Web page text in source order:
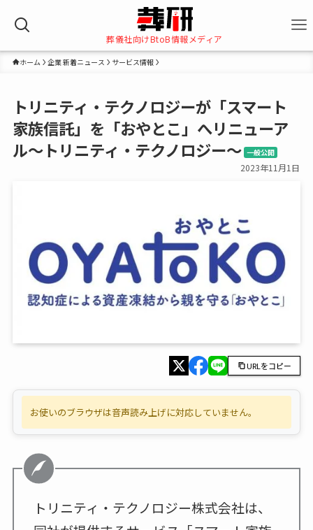
葬儀社向けBtoB情報メディア
ホーム 企業 新着ニュース サービス情報
トリニティ・テクノロジーが「スマート
家族信託」を「おやとこ」へリニューア
ル～トリニティ・テクノロジー～ 一般公開
2023年11月1日
URLをコピー
お使いのブラウザは音声読み上げに対応していません。
トリニティ・テクノロジー株式会社は、